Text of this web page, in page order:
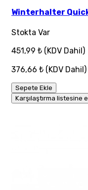
Winterhalter
Stokta Var
451,99 ₺ (KDV Dahil)
376,66 ₺ (KDV Dahil)
Sepete Ekle
Karşılaştırma listesine